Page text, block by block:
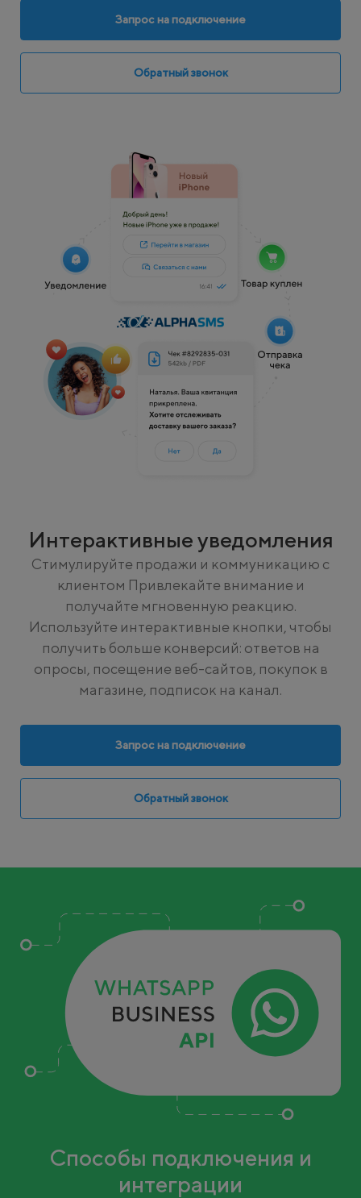
Запрос на подключение
Обратный звонок
Интерактивные уведомления
Стимулируйте продажи и коммуникацию с
клиентом Привлекайте внимание и
получайте мгновенную реакцию.
Используйте интерактивные кнопки, чтобы
получить больше конверсий: ответов на
опросы, посещение веб-сайтов, покупок в
магазине, подписок на канал.
Запрос на подключение
Обратный звонок
Способы подключения и
интеграции